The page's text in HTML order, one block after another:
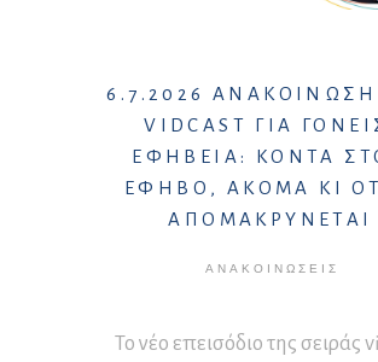
6.7.2026
VIDCAST ΓΙΑ
ΕΦΗΒΕΙΑ: ΚΟΝΤΑ
ΕΦΗΒΟ, ΑΚΟΜΑ ΚΙ
ΑΠΟΜΑΚΡΥΝΕΤΑΙ
ΑΝΑΚΟΙΝΏΣΕΙΣ
Το νέο επεισόδιο της σειράς